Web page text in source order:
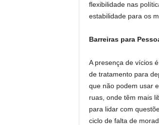
flexibilidade nas
estabilidade para os
Barreiras para
A presença de vícios
de tratamento para
que não podem usar
ruas, onde têm mais
para lidar com
ciclo de falta de